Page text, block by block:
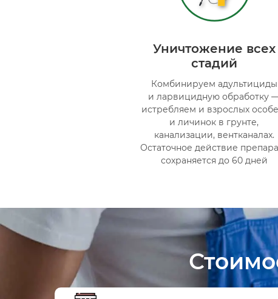
Уничтожение всех
стадий
Комбинируем адультициды
и ларвицидную обработку
истребляем и взрослых
и личинок в грунте,
канализации, вентканалах.
Остаточное действие
сохраняется до 60 дней